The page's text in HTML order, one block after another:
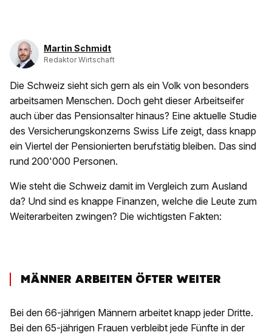
Martin Schmidt
Redaktor Wirtschaft
Die Schweiz sieht sich gern als ein Volk von besonders
arbeitsamen Menschen. Doch geht dieser Arbeitseifer
auch über das Pensionsalter hinaus? Eine aktuelle Studie
des Versicherungskonzerns Swiss Life zeigt, dass knapp
ein Viertel der Pensionierten berufstätig bleiben. Das sind
rund 200'000 Personen.
Wie steht die Schweiz damit im Vergleich zum Ausland
da? Und sind es knappe Finanzen, welche die Leute zum
Weiterarbeiten zwingen? Die wichtigsten Fakten:
MÄNNER ARBEITEN ÖFTER WEITER
Bei den 66-jährigen Männern arbeitet knapp jeder Dritte.
Bei den 65-jährigen Frauen verbleibt jede Fünfte in der